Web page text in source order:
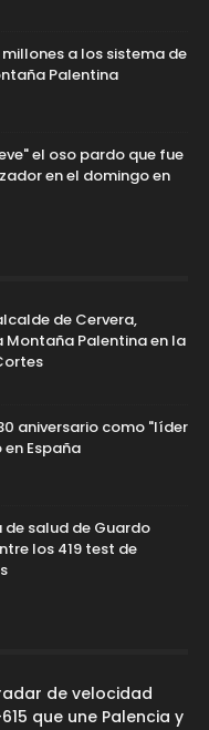
a los sistema de
Palentina
el oso pardo que fue
en el domingo en
de Cervera,
Montaña Palentina en la
aniversario como "líder
España
de salud de Guardo
los 419 test de
de velocidad
que une Palencia y